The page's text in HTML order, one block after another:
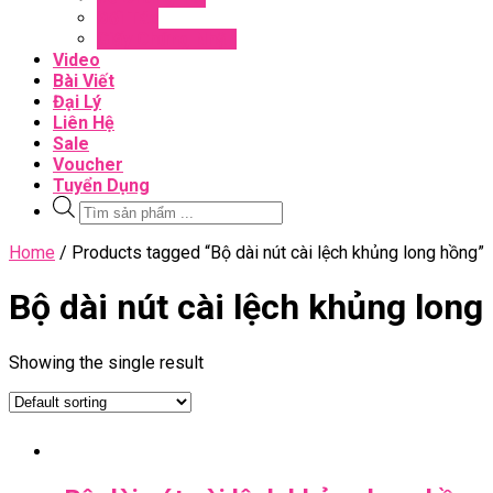
Video
Bài Viết
Đại Lý
Liên Hệ
Sale
Voucher
Tuyển Dụng
Tìm
kiếm
sản
Close
Home / Products tagged “Bộ dài nút cài lệch khủng long hồng”
Bộ dài nút cài lệch khủng long
Showing the single result